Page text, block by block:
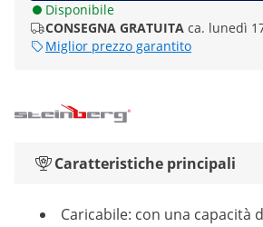
Disponibile
CONSEGNA GRATUITA ca. lunedì
Miglior prezzo garantito
Caratteristiche principali
Caricabile: con una capacità